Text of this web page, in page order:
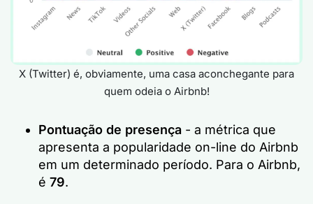
X (Twitter) é, obviamente, uma casa aconchegante para
quem odeia o Airbnb!
Pontuação de presença - a métrica que
apresenta a popularidade on-line do Airbnb
em um determinado período. Para o Airbnb,
é 79.